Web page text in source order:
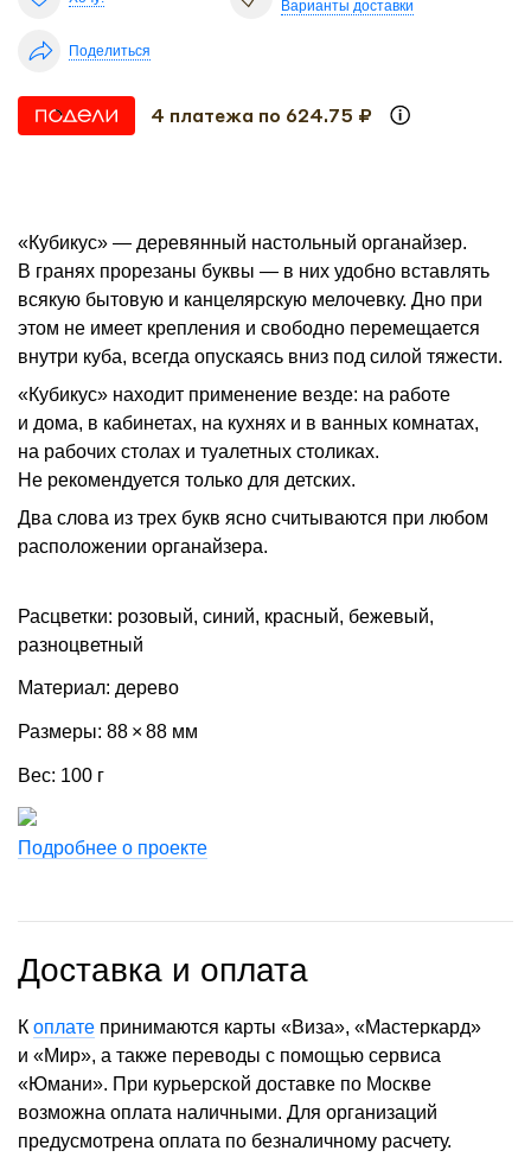
Варианты доставки
Поделиться
4 платежа по 624.75 ₽
«Кубикус» — деревянный настольный органайзер.
В гранях прорезаны буквы — в них удобно вставлять
всякую бытовую и канцелярскую мелочевку. Дно при
этом не имеет крепления и свободно перемещается
внутри куба, всегда опускаясь вниз под силой тяжести.
«Кубикус» находит применение везде: на работе
и дома, в кабинетах, на кухнях и в ванных комнатах,
на рабочих столах и туалетных столиках.
Не рекомендуется только для детских.
Два слова из трех букв ясно считываются при любом
расположении органайзера.
Расцветки: розовый, синий, красный, бежевый,
разноцветный
Материал: дерево
Размеры: 88 × 88 мм
Вес: 100 г
Подробнее о проекте
Доставка и оплата
К оплате принимаются карты «Виза», «Мастеркард»
и «Мир», а также переводы с помощью сервиса
«Юмани». При курьерской доставке по Москве
возможна оплата наличными. Для организаций
предусмотрена оплата по безналичному расчету.